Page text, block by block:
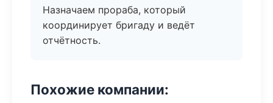
Назначаем прораба, который
координирует бригаду и ведёт
отчётность.
Похожие компании: